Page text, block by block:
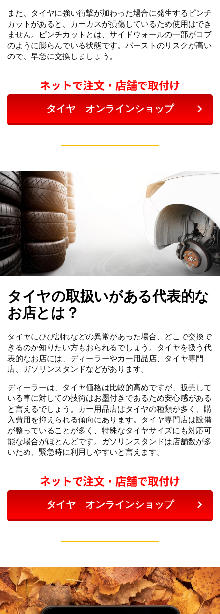
また、タイヤに強い衝撃が加わった場合に発生するピンチ
カットがあると、カーカスが損傷しているため使用はでき
ません。ピンチカットとは、サイドウォールの一部がコブ
のように膨らんでいる状態です。バーストのリスクが高い
ので、早急に交換しましょう。
ネットで注文・店舗で取付け
タイヤ オンラインショップ
タイヤの取扱いがある代表的な
お店とは？
タイヤにひび割れなどの異常があった場合、どこで交換で
きるのか知りたい方もおられるでしょう。タイヤを扱う代
表的なお店には、ディーラーやカー用品店、タイヤ専門
店、ガソリンスタンドなどがあります。
ディーラーは、タイヤ価格は比較的高めですが、販売して
いる車に対しての技術はお墨付きであるため安心感がある
と言えるでしょう。カー用品店はタイヤの種類が多く、購
入費用を抑えられる傾向にあります。タイヤ専門店は設備
が整っていることが多く、特殊なタイヤサイズにも対応可
能な場合がほとんどです。ガソリンスタンドは店舗数が多
いため、緊急時に利用しやすいと言えます。
ネットで注文・店舗で取付け
タイヤ オンラインショップ